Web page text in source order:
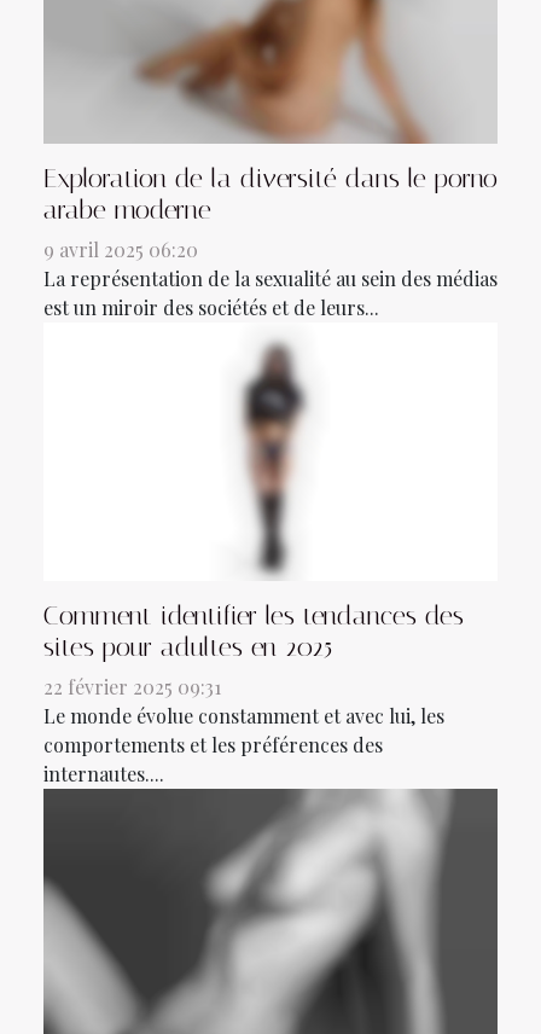
Exploration de la diversité dans le porno
arabe moderne
9 avril 2025 06:20
La représentation de la sexualité au sein des médias
est un miroir des sociétés et de leurs...
Comment identifier les tendances des
sites pour adultes en 2025
22 février 2025 09:31
Le monde évolue constamment et avec lui, les
comportements et les préférences des
internautes....